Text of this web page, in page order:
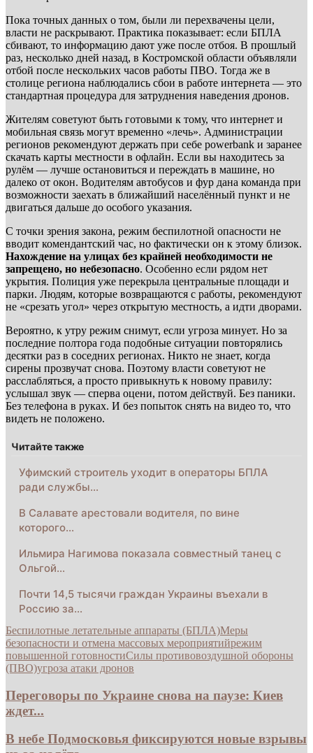
Пока точных данных о том, были ли перехвачены цели,
власти не раскрывают. Практика показывает: если БПЛА
сбивают, то информацию дают уже после отбоя. В прошлый
раз, несколько дней назад, в Костромской области объявляли
отбой после нескольких часов работы ПВО. Тогда же в
столице региона наблюдались сбои в работе интернета — это
стандартная процедура для затруднения наведения дронов.
Жителям советуют быть готовыми к тому, что интернет и
мобильная связь могут временно «лечь». Администрации
регионов рекомендуют держать при себе powerbank и заранее
скачать карты местности в офлайн. Если вы находитесь за
рулём — лучше остановиться и переждать в машине, но
далеко от окон. Водителям автобусов и фур дана команда при
возможности заехать в ближайший населённый пункт и не
двигаться дальше до особого указания.
С точки зрения закона, режим беспилотной опасности не
вводит комендантский час, но фактически он к этому близок.
Нахождение на улицах без крайней необходимости не
запрещено, но небезопасно. Особенно если рядом нет
укрытия. Полиция уже перекрыла центральные площади и
парки. Людям, которые возвращаются с работы, рекомендуют
не «срезать угол» через открытую местность, а идти дворами.
Вероятно, к утру режим снимут, если угроза минует. Но за
последние полтора года подобные ситуации повторялись
десятки раз в соседних регионах. Никто не знает, когда
сирены прозвучат снова. Поэтому власти советуют не
расслабляться, а просто привыкнуть к новому правилу:
услышал звук — сперва оцени, потом действуй. Без паники.
Без телефона в руках. И без попыток снять на видео то, что
видеть не положено.
Читайте также
Уфимский строитель уходит в операторы БПЛА
ради службы…
В Салавате арестовали водителя, по вине
которого…
Ильмира Нагимова показала совместный танец с
Ольгой…
Почти 14,5 тысячи граждан Украины въехали в
Россию за…
Беспилотные летательные аппараты (БПЛА)Меры
безопасности и отмена массовых мероприятийрежим
повышенной готовностиСилы противовоздушной обороны
(ПВО)угроза атаки дронов
Переговоры по Украине снова на паузе: Киев
ждет...
В небе Подмосковья фиксируются новые взрывы